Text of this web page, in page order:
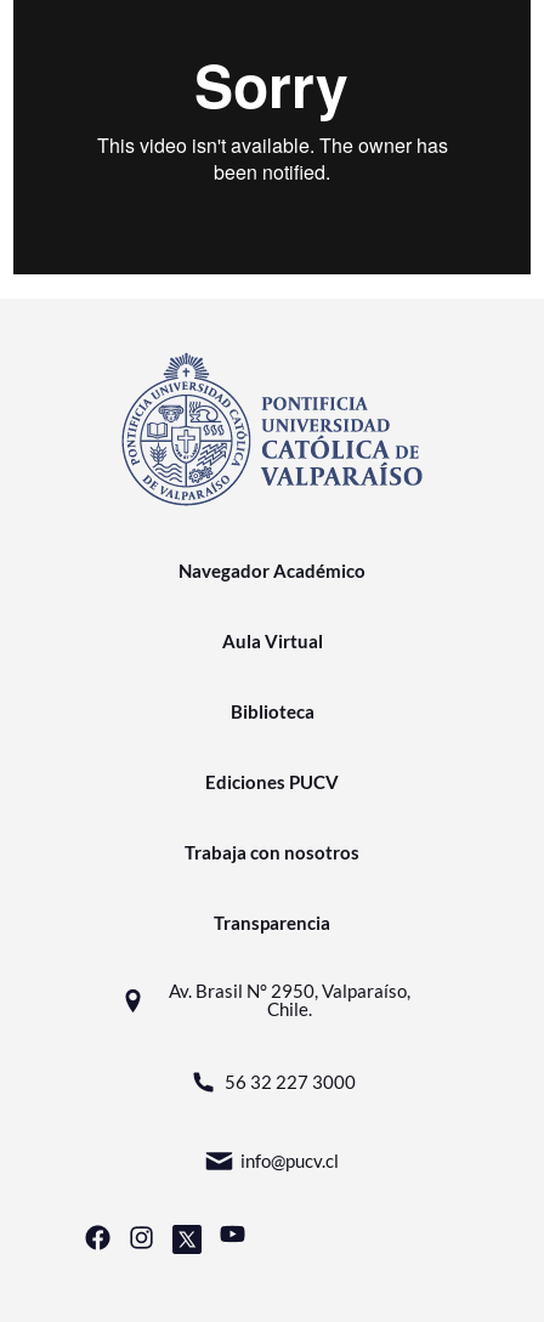
Navegador Académico
Aula Virtual
Biblioteca
Ediciones PUCV
Trabaja con nosotros
Transparencia
Av. Brasil N° 2950, Valparaíso,
Chile.
56 32 227 3000
info@pucv.cl